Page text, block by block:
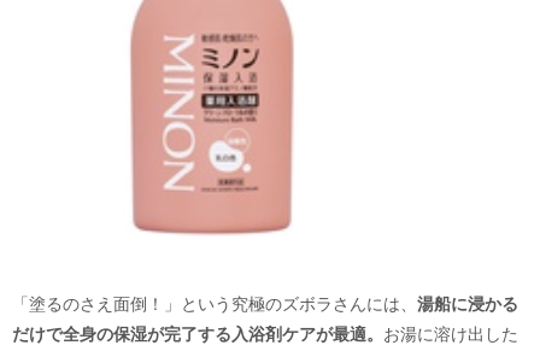
「塗るのさえ面倒！」という究極のズボラさんには、 湯船に浸かる
だけで全身の保湿が完了する入浴剤ケアが最適。 お湯に溶け出した